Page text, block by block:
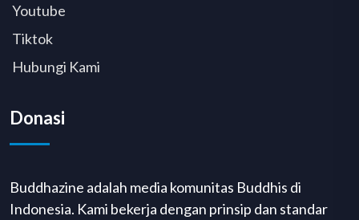
Youtube
Tiktok
Hubungi Kami
Donasi
Buddhazine adalah media komunitas Buddhis di
Indonesia. Kami bekerja dengan prinsip dan standar